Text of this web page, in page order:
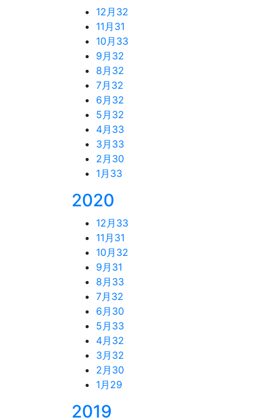
12月 32
11月 31
10月 33
9月 32
8月 32
7月 32
6月 32
5月 32
4月 33
3月 33
2月 30
1月 33
2020
12月 33
11月 31
10月 32
9月 31
8月 33
7月 32
6月 30
5月 33
4月 32
3月 32
2月 30
1月 29
2019